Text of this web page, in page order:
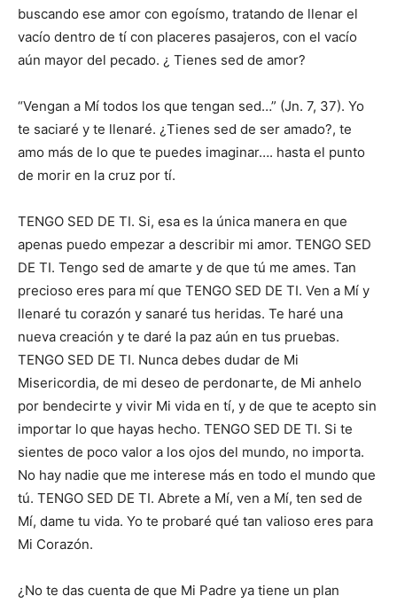
buscando ese amor con egoísmo, tratando de llenar el
vacío dentro de tí con placeres pasajeros, con el vacío
aún mayor del pecado. ¿ Tienes sed de amor?
“Vengan a Mí todos los que tengan sed…” (Jn. 7, 37). Yo
te saciaré y te llenaré. ¿Tienes sed de ser amado?, te
amo más de lo que te puedes imaginar…. hasta el punto
de morir en la cruz por tí.
TENGO SED DE TI. Si, esa es la única manera en que
apenas puedo empezar a describir mi amor. TENGO SED
DE TI. Tengo sed de amarte y de que tú me ames. Tan
precioso eres para mí que TENGO SED DE TI. Ven a Mí y
llenaré tu corazón y sanaré tus heridas. Te haré una
nueva creación y te daré la paz aún en tus pruebas.
TENGO SED DE TI. Nunca debes dudar de Mi
Misericordia, de mi deseo de perdonarte, de Mi anhelo
por bendecirte y vivir Mi vida en tí, y de que te acepto sin
importar lo que hayas hecho. TENGO SED DE TI. Si te
sientes de poco valor a los ojos del mundo, no importa.
No hay nadie que me interese más en todo el mundo que
tú. TENGO SED DE TI. Abrete a Mí, ven a Mí, ten sed de
Mí, dame tu vida. Yo te probaré qué tan valioso eres para
Mi Corazón.
¿No te das cuenta de que Mi Padre ya tiene un plan